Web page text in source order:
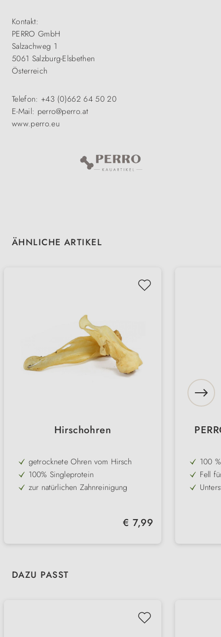
Kontakt:
PERRO GmbH
Salzachweg 1
5061 Salzburg-Elsbethen
Österreich
Telefon: +43 (0)662 64 50 20
E-Mail: perro@perro.at
www.perro.eu
Produktgalerie überspringen
ÄHNLICHE ARTIKEL
Hirschohren
getrocknete Ohren vom Hirsch
100% Singleprotein
zur natürlichen Zahnreinigung
Regulärer Preis:
€ 7,99
100
auch
Fell
Produktgalerie überspringen
DAZU PASST